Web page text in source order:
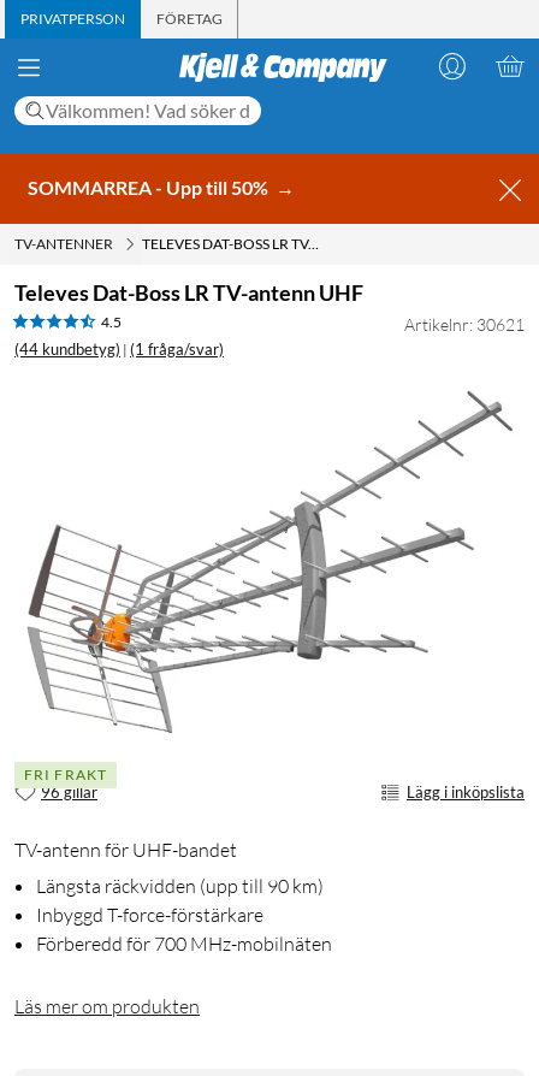
PRIVATPERSON FÖRETAG
SOMMARREA - Upp till 50% →
TV-ANTENNER TELEVES DAT-BOSS LR TV-ANTENN UHF
Televes Dat-Boss LR TV-antenn UHF
4.5
(44 kundbetyg) | (1 fråga/svar)
Artikelnr: 30621
FRI FRAKT
96 gillar Lägg i inköpslista
TV-antenn för UHF-bandet
Längsta räckvidden (upp till 90 km)
Inbyggd T-force-förstärkare
Förberedd för 700 MHz-mobilnäten
Läs mer om produkten